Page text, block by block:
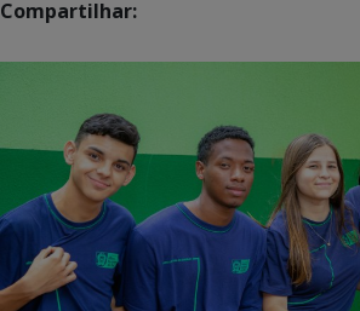
Compartilhar: